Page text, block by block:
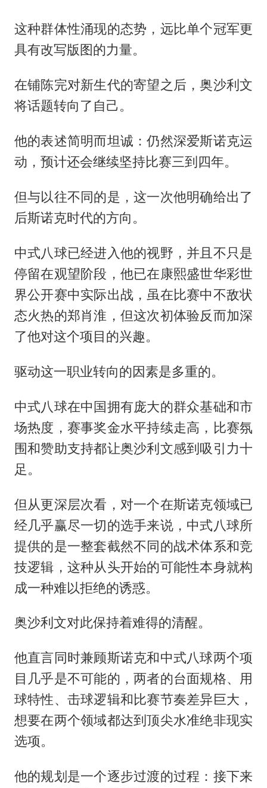
这种群体性涌现的态势，远比单个冠军更
具有改写版图的力量。
在铺陈完对新生代的寄望之后，奥沙利文
将话题转向了自己。
他的表述简明而坦诚：仍然深爱斯诺克运
动，预计还会继续坚持比赛三到四年。
但与以往不同的是，这一次他明确给出了
后斯诺克时代的方向。
中式八球已经进入他的视野，并且不只是
停留在观望阶段，他已在康熙盛世华彩世
界公开赛中实际出战，虽在比赛中不敌状
态火热的郑肖淮，但这次初体验反而加深
了他对这个项目的兴趣。
驱动这一职业转向的因素是多重的。
中式八球在中国拥有庞大的群众基础和市
场热度，赛事奖金水平持续走高，比赛氛
围和赞助支持都让奥沙利文感到吸引力十
足。
但从更深层次看，对一个在斯诺克领域已
经几乎赢尽一切的选手来说，中式八球所
提供的是一整套截然不同的战术体系和竞
技逻辑，这种从头开始的可能性本身就构
成一种难以拒绝的诱惑。
奥沙利文对此保持着难得的清醒。
他直言同时兼顾斯诺克和中式八球两个项
目几乎是不可能的，两者的台面规格、用
球特性、击球逻辑和比赛节奏差异巨大，
想要在两个领域都达到顶尖水准绝非现实
选项。
他的规划是一个逐步过渡的过程：接下来